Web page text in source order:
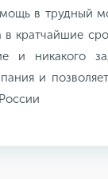
в трудный
в кратчайшие
и никакого
и